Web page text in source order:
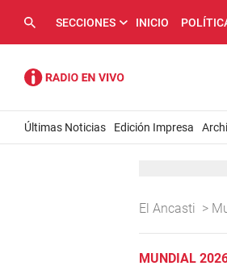
SECCIONES INICIO
Últimas Noticias Edición Impresa
El Ancasti >
MUNDIAL